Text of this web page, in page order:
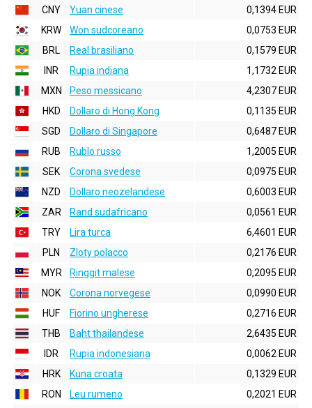
CNY
Yuan cinese
0,1394 EUR
KRW
Won sudcoreano
0,0753 EUR
BRL
Real brasiliano
0,1579 EUR
INR
Rupia indiana
1,1732 EUR
MXN
Peso messicano
4,2307 EUR
HKD
Dollaro di Hong Kong
0,1135 EUR
SGD
Dollaro di Singapore
0,6487 EUR
RUB
Rublo russo
1,2005 EUR
SEK
Corona svedese
0,0975 EUR
NZD
Dollaro neozelandese
0,6003 EUR
ZAR
Rand sudafricano
0,0561 EUR
TRY
Lira turca
6,4601 EUR
PLN
Zloty polacco
0,2176 EUR
MYR
Ringgit malese
0,2095 EUR
NOK
Corona norvegese
0,0990 EUR
HUF
Fiorino ungherese
0,2716 EUR
THB
Baht thailandese
2,6435 EUR
IDR
Rupia indonesiana
0,0062 EUR
HRK
Kuna croata
0,1329 EUR
RON
Leu rumeno
0,2021 EUR